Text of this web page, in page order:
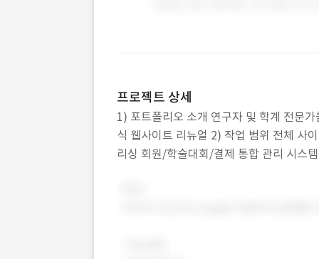
프로젝트 상세
1) 포트폴리오 소개 연구자 및 학계 전문
식 웹사이트 리뉴얼 2) 작업 범위 전체 사
리싱 회원/학술대회/결제 통합 관리 시스